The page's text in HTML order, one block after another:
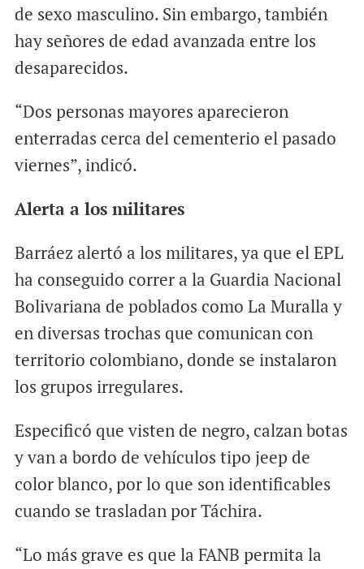
de sexo masculino. Sin embargo, también
hay señores de edad avanzada entre los
desaparecidos.
“Dos personas mayores aparecieron
enterradas cerca del cementerio el pasado
viernes”, indicó.
Alerta a los militares
Barráez alertó a los militares, ya que el EPL
ha conseguido correr a la Guardia Nacional
Bolivariana de poblados como La Muralla y
en diversas trochas que comunican con
territorio colombiano, donde se instalaron
los grupos irregulares.
Especificó que visten de negro, calzan botas
y van a bordo de vehículos tipo jeep de
color blanco, por lo que son identificables
cuando se trasladan por Táchira.
“Lo más grave es que la FANB permita la